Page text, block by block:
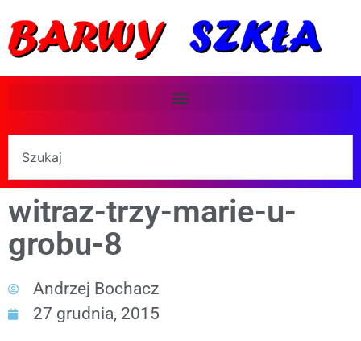
witraz-trzy-marie-u-
grobu-8
Andrzej Bochacz
27 grudnia, 2015